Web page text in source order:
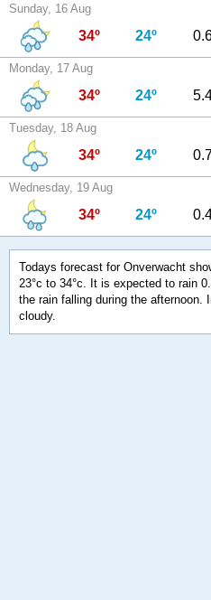
Sunday, 16 Aug
34º 24º
Monday, 17 Aug
34º 24º
Tuesday, 18 Aug
34º 24º
Wednesday, 19 Aug
34º 24º
Todays forecast for Onverwacht
23°c to 34°c. It is expected to rain
the rain falling during the
cloudy.